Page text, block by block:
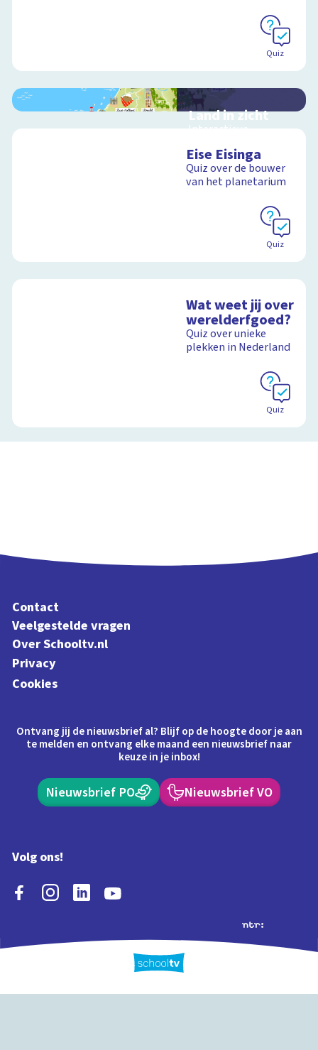
Quiz
Land in zicht
Interactieve
twaalf provincies van
Nederland
Schoolplaat
Eise Eisinga
Quiz over de bouwer
van het planetarium
Quiz
Wat weet jij over
werelderfgoed?
Quiz over unieke
plekken in Nederland
Quiz
Contact
Veelgestelde vragen
Over Schooltv.nl
Privacy
Cookies
Ontvang jij de nieuwsbrief al? Blijf op de hoogte door je aan
te melden en ontvang elke maand een nieuwsbrief naar
keuze in je inbox!
Nieuwsbrief PO Nieuwsbrief VO
Volg ons!